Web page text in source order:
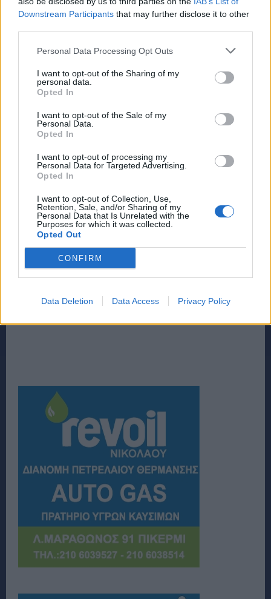
Downstream Participants that may further disclose it to other
Personal Data Processing Opt Outs
I want to opt-out of the Sharing of my
personal data.
Opted In
I want to opt-out of the Sale of my
Personal Data.
Opted In
I want to opt-out of processing my
Personal Data for Targeted Advertising.
Opted In
I want to opt-out of Collection, Use,
Retention, Sale, and/or Sharing of my
Personal Data that Is Unrelated with the
Purposes for which it was collected.
Opted Out
CONFIRM
Data Deletion Data Access Privacy Policy